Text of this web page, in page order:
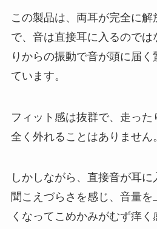
この製品は、両耳が完全に解
で、音は直接耳に入るのでは
りからの振動で音が頭に届
ています。
フィット感は抜群で、走った
全く外れることはありません。
しかしながら、直接音が耳
聞こえづらさを感じ、音量を
くなってこめかみがむず痒く